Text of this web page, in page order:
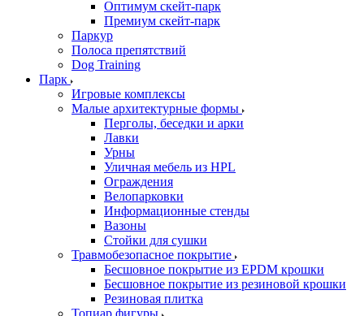
Оптимум скейт-парк
Премиум скейт-парк
Паркур
Полоса препятствий
Dog Training
Парк
Игровые комплексы
Малые архитектурные формы
Перголы, беседки и арки
Лавки
Урны
Уличная мебель из HPL
Ограждения
Велопарковки
Информационные стенды
Вазоны
Стойки для сушки
Травмобезопасное покрытие
Бесшовное покрытие из EPDM крошки
Бесшовное покрытие из резиновой крошки
Резиновая плитка
Топиар фигуры